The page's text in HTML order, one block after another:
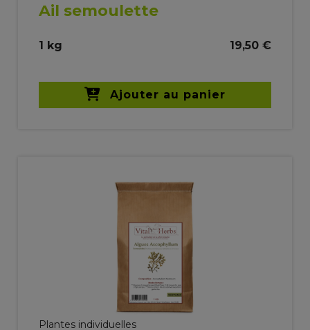
Ail semoulette
1 kg 19,50 €
Ajouter au panier
Plantes individuelles